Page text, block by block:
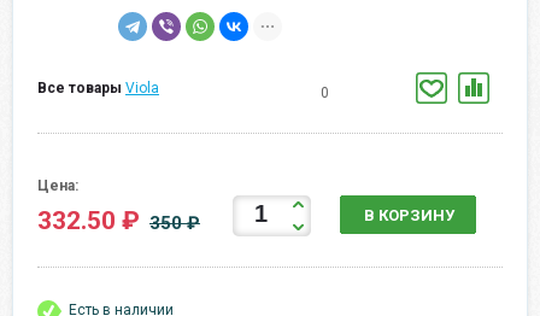
Все товары Viola 0
Цена:
332.50 ₽ 350 ₽ В КОРЗИНУ
Есть в наличии